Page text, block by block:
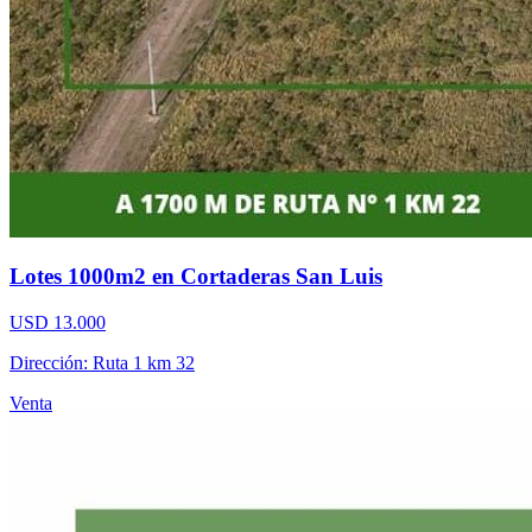
Lotes 1000m2 en Cortaderas San Luis
USD 13.000
Dirección: Ruta 1 km 32
Venta